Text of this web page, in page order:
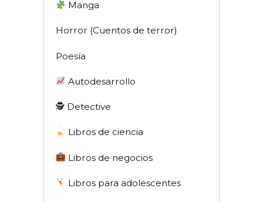
Manga
Horror (Cuentos de terror)
Poesía
Autodesarrollo
🕵 Detective
Libros de ciencia
Libros de negocios
Libros para adolescentes